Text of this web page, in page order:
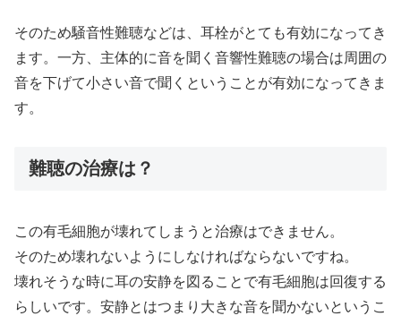
そのため騒音性難聴などは、耳栓がとても有効になってき
ます。一方、主体的に音を聞く音響性難聴の場合は周囲の
音を下げて小さい音で聞くということが有効になってきま
す。
難聴の治療は？
この有毛細胞が壊れてしまうと治療はできません。
そのため壊れないようにしなければならないですね。
壊れそうな時に耳の安静を図ることで有毛細胞は回復する
らしいです。安静とはつまり大きな音を聞かないというこ